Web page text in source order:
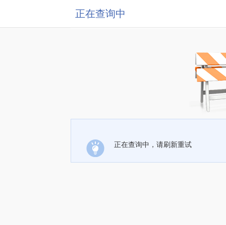
正在查询中
正在查询中，请刷新重试